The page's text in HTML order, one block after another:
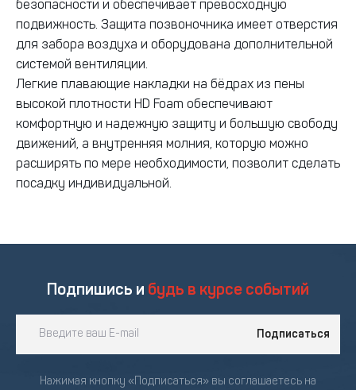
безопасности и обеспечивает превосходную
подвижность. Защита позвоночника имеет отверстия
для забора воздуха и оборудована дополнительной
системой вентиляции.
Легкие плавающие накладки на бёдрах из пены
высокой плотности HD Foam обеспечивают
комфортную и надежную защиту и большую свободу
движений, а внутренняя молния, которую можно
расширять по мере необходимости, позволит сделать
посадку индивидуальной.
Подпишись и будь в курсе событий
Подписаться
Нажимая кнопку «Подписаться» вы соглашаетесь на